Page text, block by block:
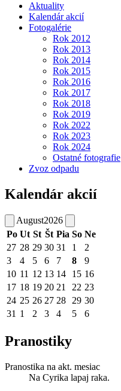
Aktuality
Kalendár akcií
Fotogalérie
Rok 2012
Rok 2013
Rok 2014
Rok 2015
Rok 2016
Rok 2017
Rok 2018
Rok 2019
Rok 2022
Rok 2023
Rok 2024
Ostatné fotografie
Zvoz odpadu
Kalendár akcií
August2026
Po Ut St Št Pia So Ne
27 28 29 30 31 1
2
3
4 5 6 7 8
9
10 11 12 13 14 15 16
17 18 19 20 21 22 23
24 25 26 27 28 29 30
31 1 2 3 4 5 6
Pranostiky
Pranostika na akt. mesiac
Na Cyrika lapaj raka.